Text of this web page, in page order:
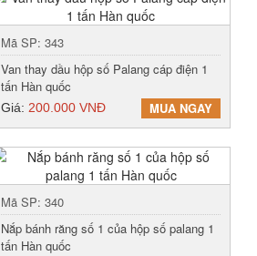
Mã SP: 343
Van thay dầu hộp số Palang cáp điện 1
tấn Hàn quốc
Giá:200.000 VNĐ MUA NGAY
Mã SP: 340
Nắp bánh răng số 1 của hộp số palang 1
tấn Hàn quốc